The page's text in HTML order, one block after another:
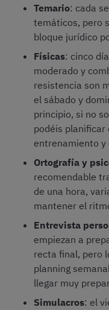
Temario: cada
temáticos, pero
bloque jurídico
Físicas: cinco
moderado y
resistencia son
el sábado y
principio, si no
podéis planificar
entrenamiento y
Ortografía y
recomendable
de una hora,
mantener el
Entrevista
empiezan a
recta final, pero
planning
llegar muy
Simulacros: el